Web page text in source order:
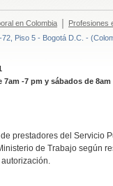
en Colombia |
Profesiones
Piso 5 - Bogotá D.C. -
-7 pm y sábados de 8am
prestadores del Servicio
de Trabajo según